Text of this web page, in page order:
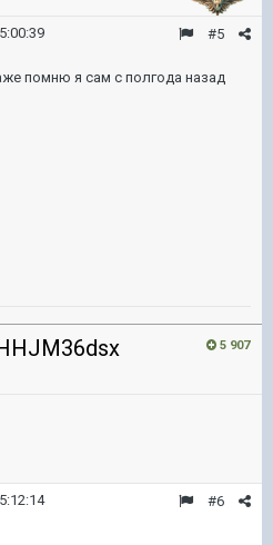
#5
помню я сам с полгода назад
5 907
#6